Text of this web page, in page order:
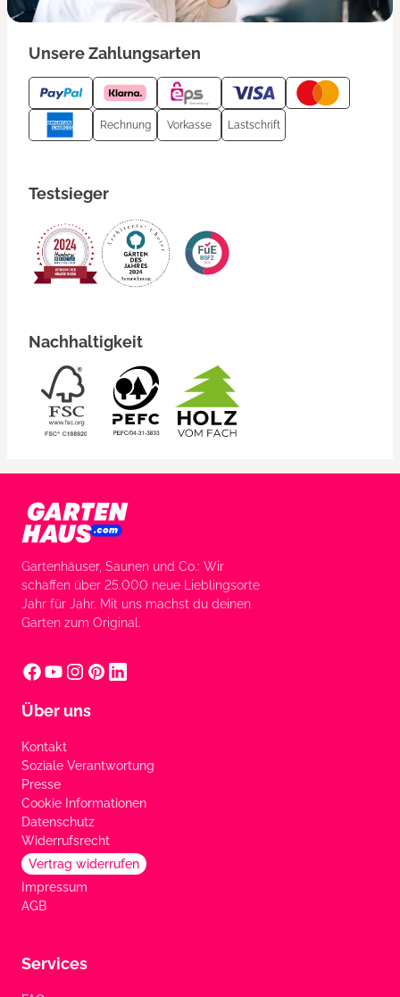
Unsere Zahlungsarten
Rechnung Vorkasse Lastschrift
Testsieger
Nachhaltigkeit
Gartenhäuser, Saunen und Co.: Wir
schaffen über 25.000 neue Lieblingsorte
Jahr für Jahr. Mit uns machst du deinen
Garten zum Original.
Über uns
Kontakt
Soziale Verantwortung
Presse
Cookie Informationen
Datenschutz
Widerrufsrecht
Vertrag widerrufen
Impressum
AGB
Services